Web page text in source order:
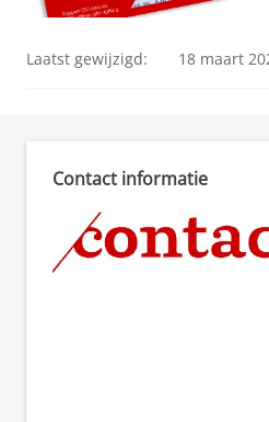
Laatst gewijzigd: 18 maart
Contact informatie